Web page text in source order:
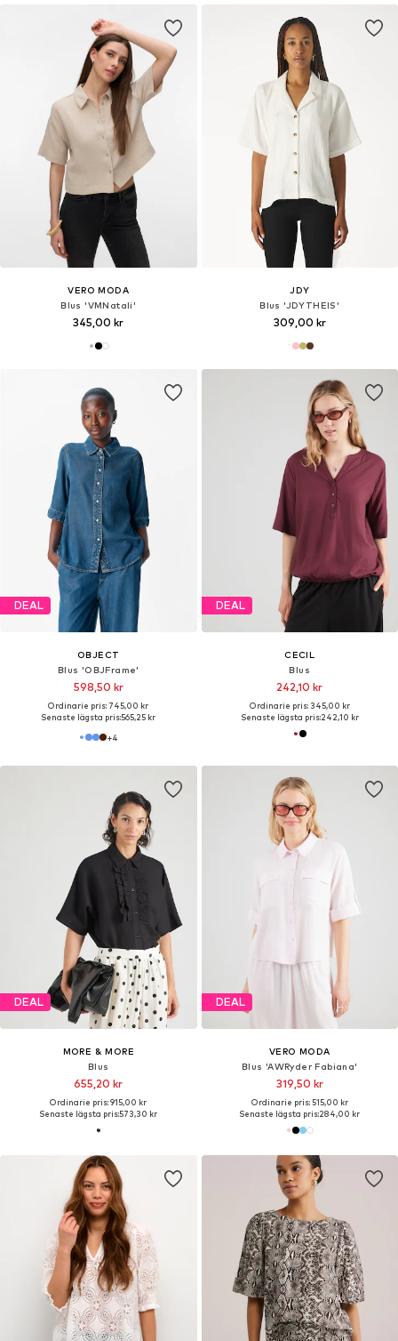
VERO MODA
Blus 'VMNatali'
345,00 kr
JDY
Blus 'JDYTHEIS'
309,00 kr
DEAL
OBJECT
Blus 'OBJFrame'
598,50 kr
Ordinarie pris: 745,00 kr
Senaste lägsta pris:565,25 kr
+4
DEAL
CECIL
Blus
242,10 kr
Ordinarie pris: 345,00 kr
Senaste lägsta pris:242,10 kr
DEAL
MORE & MORE
Blus
655,20 kr
Ordinarie pris: 915,00 kr
Senaste lägsta pris:573,30 kr
DEAL
VERO MODA
Blus 'AWRyder Fabiana'
319,50 kr
Ordinarie pris: 515,00 kr
Senaste lägsta pris:284,00 kr